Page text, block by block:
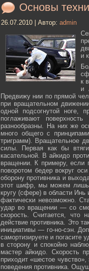
Основы
26.07.2010 | Автор: admin
и
к
и
Предвижу нии по прямой
при вращательном
одной подсогнутой ноге,
поглаживают
разнообразны. На них же
много общего с
триграмм). Вращательное
силы. Первая как бы
касательной. В айкидо
вращении. К примеру, если
поворотом бедер вокруг
оборону противника и
этот шифр, мы можем лишь
кругу (сфере) в области
фактически невозможно.
удар во вращении — со
скорость. Считается, что
действие противника. Это
инициативы — го-но-сэн.
самортизируете и погасите
в сторону и спокойно
мастер айкидо. Скорость
приходит «шестое
поведения противника.